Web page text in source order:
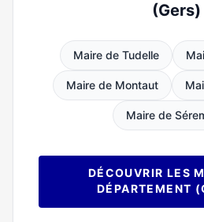
(Gers)
Maire de Tudelle
Maire de Montaut
Maire de
DÉCOUVRIR LES
DÉPARTEMENT